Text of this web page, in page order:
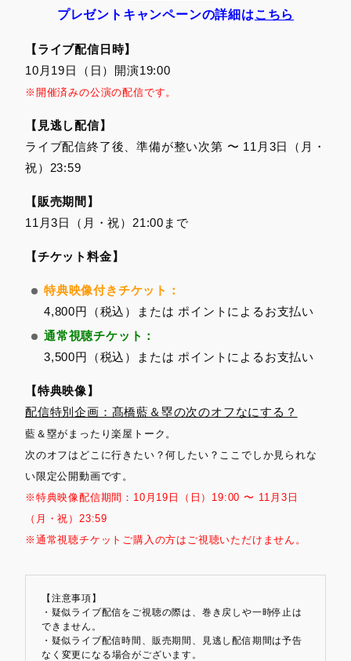
プレゼントキャンペーンの詳細はこちら
【ライブ配信日時】
10月19日（日）開演19:00
※開催済みの公演の配信です。
【見逃し配信】
ライブ配信終了後、準備が整い次第 〜 11月3日（月・
祝）23:59
【販売期間】
11月3日（月・祝）21:00まで
【チケット料金】
特典映像付きチケット：
4,800円（税込）または ポイントによるお支払い
通常視聴チケット：
3,500円（税込）または ポイントによるお支払い
【特典映像】
配信特別企画：髙橋藍＆塁の次のオフなにする？
藍＆塁がまったり楽屋トーク。
次のオフはどこに行きたい？何したい？ここでしか見られな
い限定公開動画です。
※特典映像配信期間：10月19日（日）19:00 〜 11月3日
（月・祝）23:59
※通常視聴チケットご購入の方はご視聴いただけません。
【注意事項】
・疑似ライブ配信をご視聴の際は、巻き戻しや一時停止は
できません。
・疑似ライブ配信時間、販売期間、見逃し配信期間は予告
なく変更になる場合がございます。